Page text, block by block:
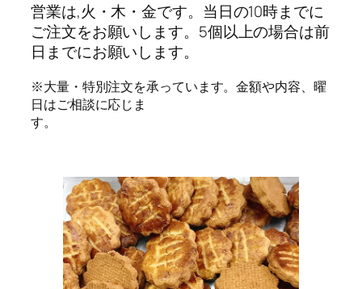
営業は,火・木・金です。当日の10時までに
ご注文をお願いします。5個以上の場合は前
日までにお願いします。
※大量・特別注文を承っています。金額や内容、曜
日はご相談に応じま
す。